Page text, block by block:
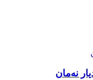
نەمان